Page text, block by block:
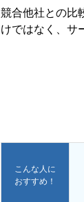
競合他社との比
けではなく、サ
こんな人に
おすすめ！